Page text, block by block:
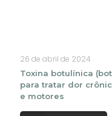
26 de abril de 2024
Toxina botulínica
para tratar dor
e motores